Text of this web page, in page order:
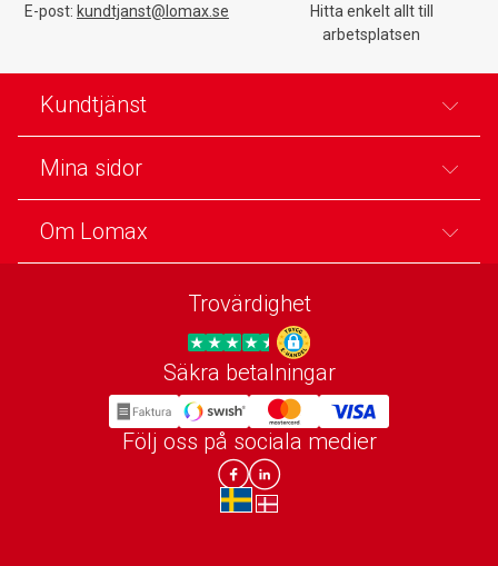
E-post: kundtjanst@lomax.se
Hitta enkelt allt till
arbetsplatsen
Kundtjänst
Mina sidor
Om Lomax
Trovärdighet
Trygg E-handel
Säkra betalningar
Följ oss på sociala medier
Lomax DK Facebook
Lomax SE LinkIn
sv-SEda-DK